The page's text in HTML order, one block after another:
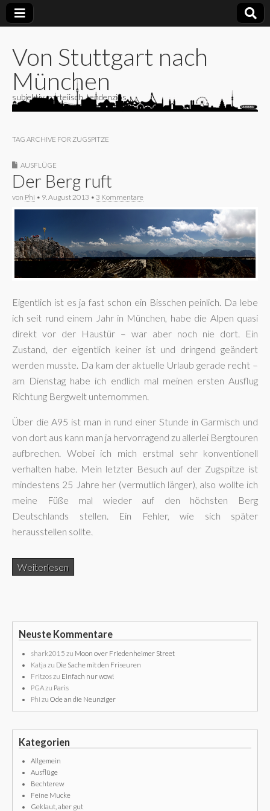
Von Stuttgart nach
München
subjektiv, parteiisch, tendenziös
TAG ARCHIVE FOR ZUGSPITZE
AUSFLÜGE
Der Berg ruft
von Phi • 9. August 2013 • 3 Kommentare
Eigentlich ist es ja fast schon ein Bisschen peinlich. Da lebe
ich seit rund einem Jahr in München, habe die Alpen quasi
direkt vor der Haustür – war aber noch nie dort. Ein
Zustand, der eigentlich keiner ist und dringend geändert
werden musste. Da kam der aktuelle Urlaub gerade recht –
am Dienstag habe ich endlich mal meinen ersten Ausflug
Richtung Bergwelt unternommen.
Über die A95 ist man in rund einer Stunde in Garmisch und
von dort aus kann man ja hervorragend zu allerlei Bergtouren
aufbrechen. Wobei ich mich erstmal sehr konventionell
verhalten habe. Mein letzter Besuch auf der Zugspitze ist
mindestens 25 Jahre her (vermutlich länger), also wollte ich
meine Füße mal wieder auf den höchsten Berg
Deutschlands stellen. Ein Fehler, wie sich später
herausstellen sollte.
Weiterlesen
Neuste Kommentare
shark2015 zu Moon over Friedenheimer Street
Katja zu Die Sache mit den Friseuren
Fritzoszu Einfach nur wow!
PGAzu Paris
Phi zu Ode an die Neunziger
Kategorien
Allgemein
Ausflüge
Bechterew
Feine Mucke
Geklaut, aber gut